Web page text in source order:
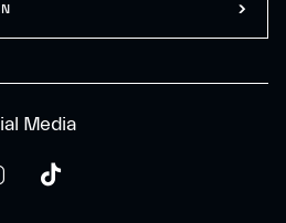
Media